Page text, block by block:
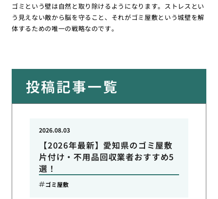
ゴミという壁は自然と取り除けるようになります。ストレスとい
う見えない敵から脳を守ること、それがゴミ屋敷という城壁を解
体するための唯一の戦略なのです。
投稿記事一覧
【2026年最新】愛知県のゴミ屋敷
片付け・不用品回収業者おすすめ5
選！
2026.08.03
ゴミ屋敷